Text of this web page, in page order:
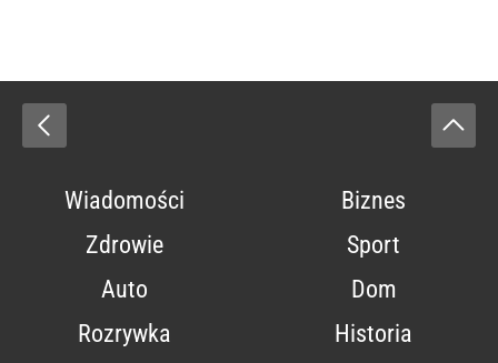
Wiadomości
Biznes
Zdrowie
Sport
Auto
Dom
Rozrywka
Historia